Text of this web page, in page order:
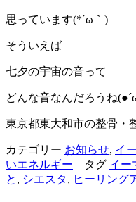
思っています(*´ω｀)
そういえば
七夕の宇宙の音って
どんな音なんだろうね
東京都東大和市の整骨・
カテゴリー お知らせ, イ
いエネルギー タグ イー
と , シエスタ, ヒーリング